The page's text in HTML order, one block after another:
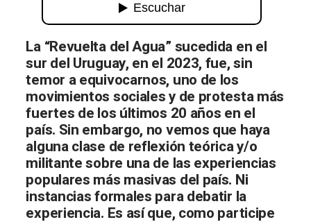
La “Revuelta del Agua” sucedida en el
sur del Uruguay, en el 2023, fue, sin
temor a equivocarnos, uno de los
movimientos sociales y de protesta más
fuertes de los últimos 20 años en el
país. Sin embargo, no vemos que haya
alguna clase de reflexión teórica y/o
militante sobre una de las experiencias
populares más masivas del país. Ni
instancias formales para debatir la
experiencia. Es así que, como participe